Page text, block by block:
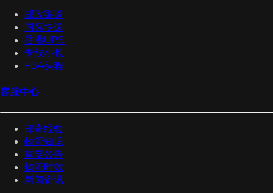
邮政渠道
国际快递
香港UPS
专线小包
FBA头程
客服中心
邮寄经验
物流知识
重要公告
物流时效
新闻资讯